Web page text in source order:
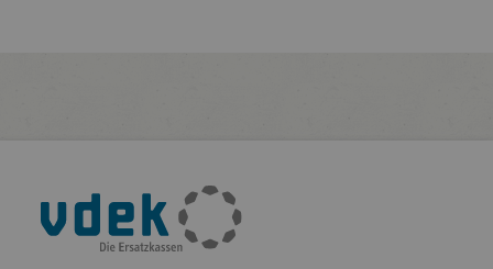
Fußleisten-
Navigation